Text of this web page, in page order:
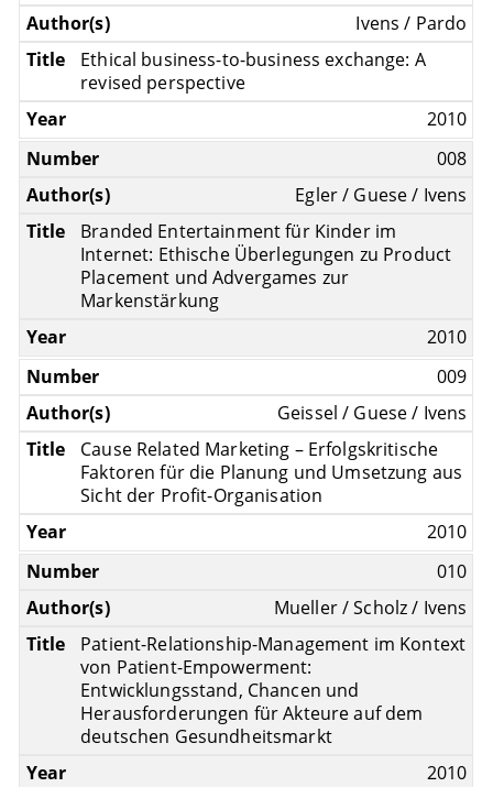
Ivens / Pardo
Ethical business-to-business exchange: A
revised perspective
2010
008
Egler / Guese / Ivens
Branded Entertainment für Kinder im
Internet: Ethische Überlegungen zu Product
Placement und Advergames zur
Markenstärkung
2010
009
Geissel / Guese / Ivens
Cause Related Marketing – Erfolgskritische
Faktoren für die Planung und Umsetzung aus
Sicht der Profit-Organisation
2010
010
Mueller / Scholz / Ivens
Patient-Relationship-Management im Kontext
von Patient-Empowerment:
Entwicklungsstand, Chancen und
Herausforderungen für Akteure auf dem
deutschen Gesundheitsmarkt
2010